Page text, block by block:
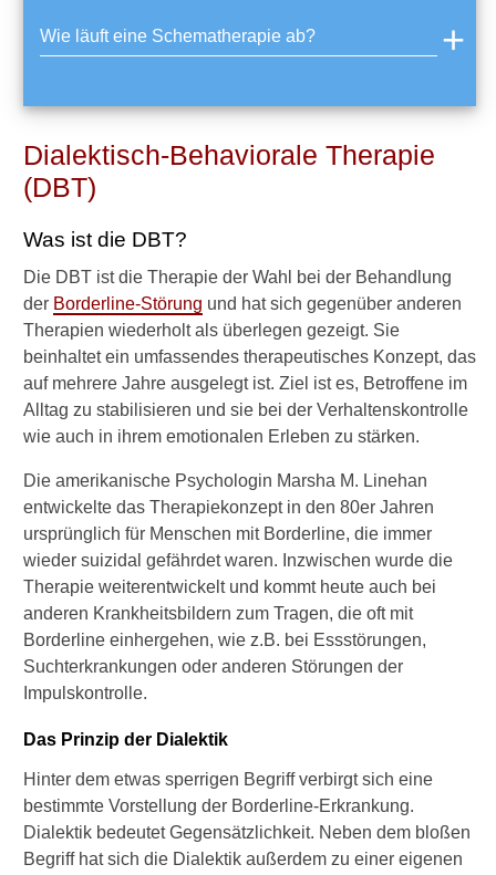
Wie läuft eine Schematherapie ab?
Dialektisch-Behaviorale Therapie
(DBT)
Was ist die DBT?
Die DBT ist die Therapie der Wahl bei der Behandlung
der Borderline-Störung und hat sich gegenüber anderen
Therapien wiederholt als überlegen gezeigt. Sie
beinhaltet ein umfassendes therapeutisches Konzept, das
auf mehrere Jahre ausgelegt ist. Ziel ist es, Betroffene im
Alltag zu stabilisieren und sie bei der Verhaltenskontrolle
wie auch in ihrem emotionalen Erleben zu stärken.
Die amerikanische Psychologin Marsha M. Linehan
entwickelte das Therapiekonzept in den 80er Jahren
ursprünglich für Menschen mit Borderline, die immer
wieder suizidal gefährdet waren. Inzwischen wurde die
Therapie weiterentwickelt und kommt heute auch bei
anderen Krankheitsbildern zum Tragen, die oft mit
Borderline einhergehen, wie z.B. bei Essstörungen,
Suchterkrankungen oder anderen Störungen der
Impulskontrolle.
Das Prinzip der Dialektik
Hinter dem etwas sperrigen Begriff verbirgt sich eine
bestimmte Vorstellung der Borderline-Erkrankung.
Dialektik bedeutet Gegensätzlichkeit. Neben dem bloßen
Begriff hat sich die Dialektik außerdem zu einer eigenen
n
s
►
Krankheiten
►
Symptome
Diagnostik
&
Laborwerte
►
Medikamente
►
Gesundheitsthemen